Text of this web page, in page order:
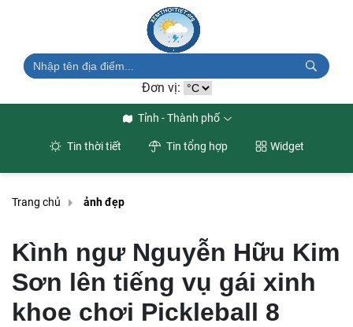
Đơn vị:
Tỉnh - Thành phố
Tin thời tiết Tin tổng hợp Widget
Trang chủ ảnh đẹp
Kình ngư Nguyễn Hữu Kim
Sơn lên tiếng vụ gái xinh
khoe chơi Pickleball 8